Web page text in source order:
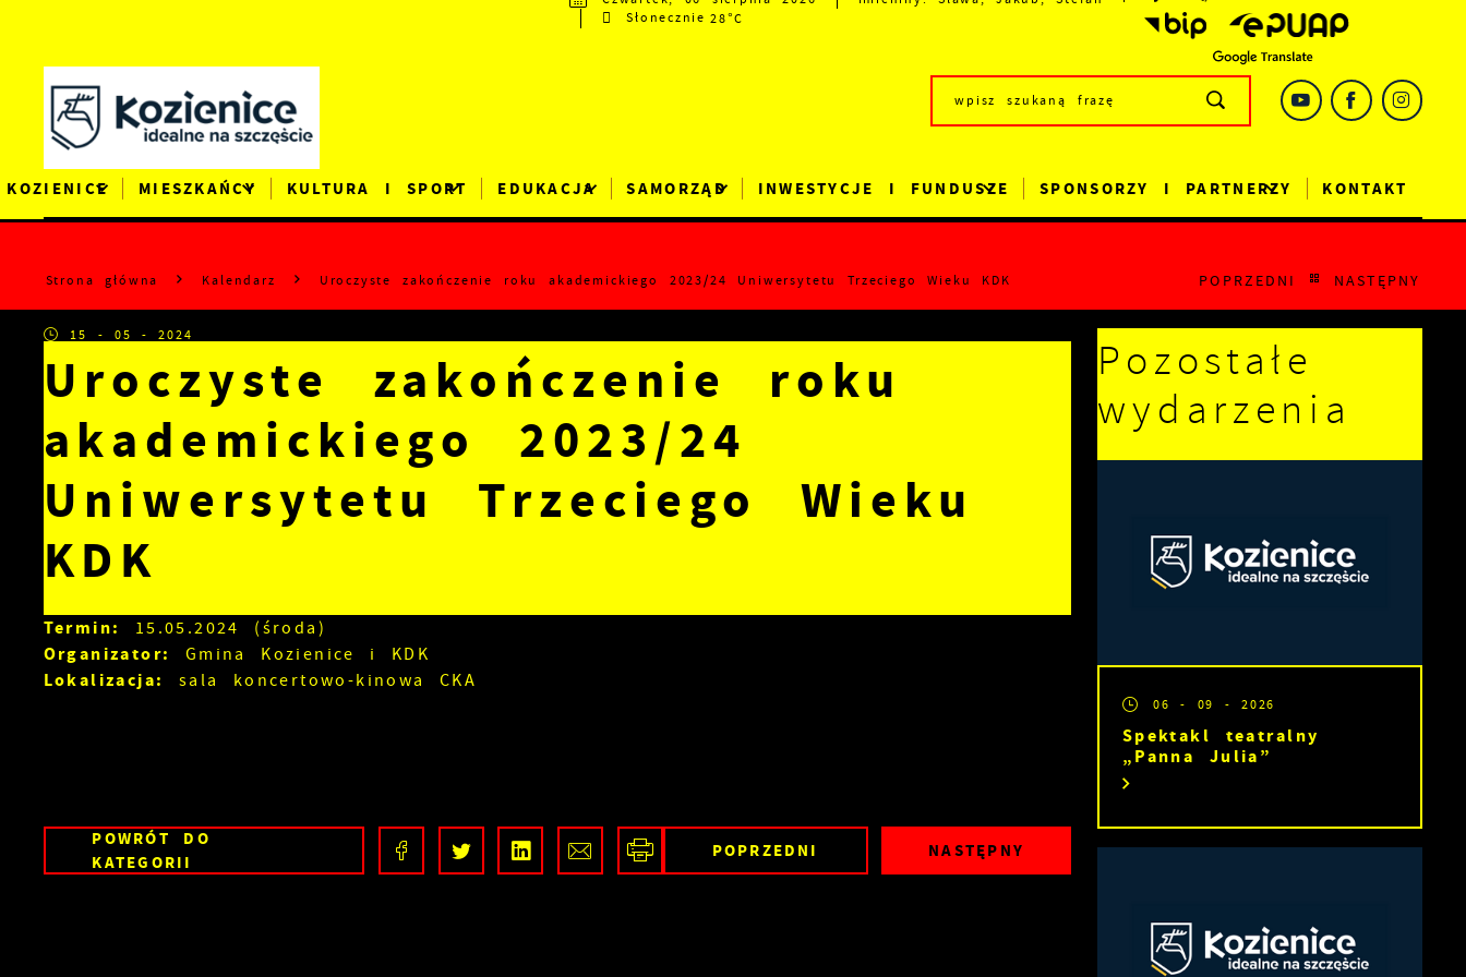
Słonecznie 28°C
KOZIENICE MIESZKAŃCY KULTURA I SPORT EDUKACJA SAMORZĄD INWESTYCJE I FUNDUSZE SPONSORZY I PARTNERZY KONTAKT
Strona główna Kalendarz Uroczyste zakończenie roku akademickiego 2023/24 Uniwersytetu Trzeciego Wieku KDK POPRZEDNI NASTĘPNY
15 - 05 - 2024
Uroczyste zakończenie roku
akademickiego 2023/24
Uniwersytetu Trzeciego Wieku
KDK
Termin: 15.05.2024 (środa)
Organizator: Gmina Kozienice i KDK
Lokalizacja: sala koncertowo-kinowa CKA
POWRÓT DO
KATEGORII
POPRZEDNI NASTĘPNY
Pozostałe
wydarzenia
06 - 09 - 2026
Spektakl teatralny
„Panna Julia”